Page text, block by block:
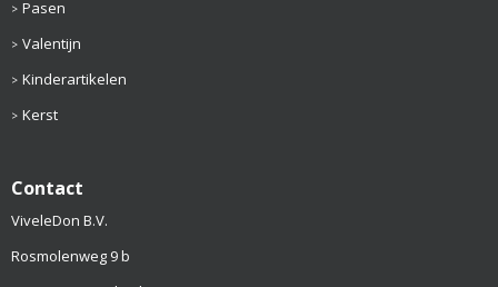
Pasen
Valentijn
Kinderartikelen
Kerst
Contact
ViveleDon B.V.
Rosmolenweg 9 b